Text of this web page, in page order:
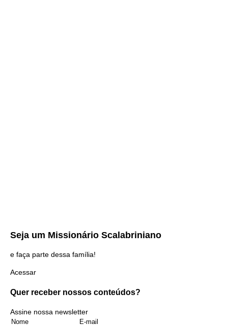
Seja um Missionário Scalabriniano
e faça parte dessa família!
Acessar
Quer receber nossos conteúdos?
Assine nossa newsletter